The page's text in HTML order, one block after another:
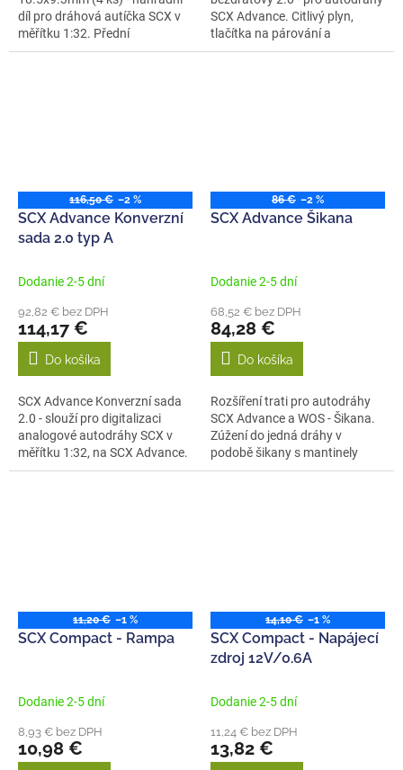
díl pro dráhová autíčka SCX v
měřítku 1:32. Přední
pneumatika pro...
SCX Advance. Citlivý plyn,
tlačítka na párování a
přehození...
116,50 € –2 %
SCX Advance Konverzní
sada 2.0 typ A
Dodanie 2-5 dní
92,82 € bez DPH
114,17 €
Do košíka
SCX Advance Konverzní sada
2.0 - slouží pro digitalizaci
analogové autodráhy SCX v
měřítku 1:32, na SCX Advance.
S...
86 € –2 %
SCX Advance Šikana
Dodanie 2-5 dní
68,52 € bez DPH
84,28 €
Do košíka
Rozšíření trati pro autodráhy
SCX Advance a WOS - Šikana.
Zúžení do jedná dráhy v
podobě šikany s mantinely
pro...
11,20 € –1 %
SCX Compact - Rampa
Dodanie 2-5 dní
8,93 € bez DPH
10,98 €
14,10 € –1 %
SCX Compact - Napájecí
zdroj 12V/0.6A
Dodanie 2-5 dní
11,24 € bez DPH
13,82 €